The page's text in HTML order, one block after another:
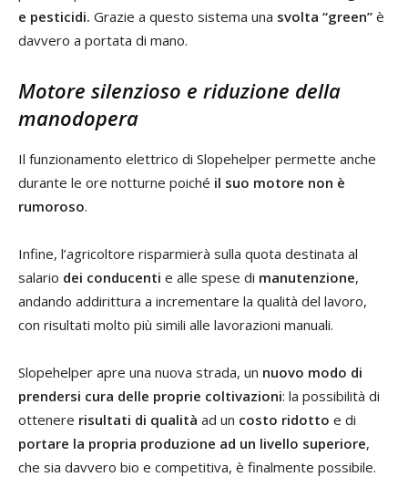
e pesticidi. Grazie a questo sistema una svolta “green” è
davvero a portata di mano.
Motore silenzioso e riduzione della
manodopera
Il funzionamento elettrico di Slopehelper permette anche
durante le ore notturne poiché il suo motore non è
rumoroso.
Infine, l’agricoltore risparmierà sulla quota destinata al
salario dei conducenti e alle spese di manutenzione,
andando addirittura a incrementare la qualità del lavoro,
con risultati molto più simili alle lavorazioni manuali.
Slopehelper apre una nuova strada, un nuovo modo di
prendersi cura delle proprie coltivazioni: la possibilità di
ottenere risultati di qualità ad un costo ridotto e di
portare la propria produzione ad un livello superiore,
che sia davvero bio e competitiva, è finalmente possibile.